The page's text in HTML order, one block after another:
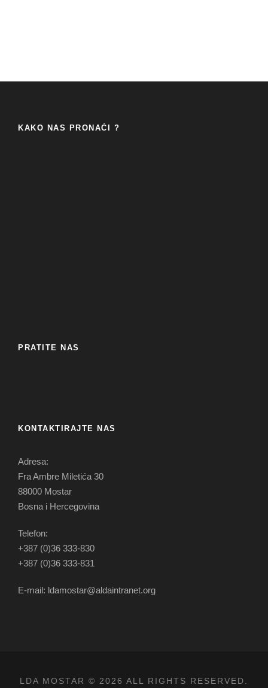
KAKO NAS PRONAĆI ?
PRATITE NAS
KONTAKTIRAJTE NAS
Adresa:
Fra Ambre Miletića 30
88000 Mostar
Bosna i Hercegovina
Telefon:
+387 (0)36 333-830
+387 (0)36 333-831
E-mail: ldamostar@aldaintranet.org
LDA MOSTAR © 2026 ALL RIGHTS RESERVED.